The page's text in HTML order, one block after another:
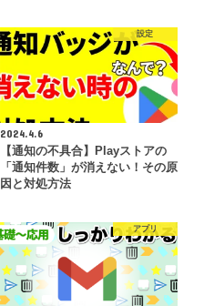
設定
2024.4.6
【通知の不具合】Playストアの
「通知件数」が消えない！その原
因と対処方法
アプリ